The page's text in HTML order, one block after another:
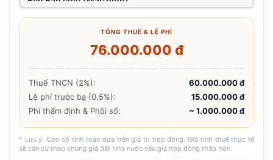
TỔNG THUẾ & LỆ PHÍ
76.000.000 đ
Thuế TNCN (2%):
60.000.000 đ
Lệ phí trước bạ (0.5%):
15.000.000 đ
Phí thẩm định & Phôi sổ:
~ 1.000.000 đ
* Lưu ý: Con số tính toán dựa trên giá trị hợp đồng. Giá tính thuế thực tế
sẽ căn cứ theo khung giá đất Nhà nước nếu giá hợp đồng thấp hơn.